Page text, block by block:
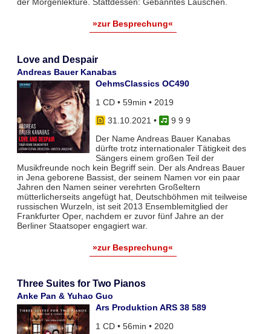
der Morgenlektüre. Stattdessen: Gebanntes Lauschen.
»zur Besprechung«
Love and Despair
Andreas Bauer Kanabas
OehmsClassics OC490
1 CD • 59min • 2019
31.10.2021 •
9 9 9
Der Name Andreas Bauer Kanabas
dürfte trotz internationaler Tätigkeit des
Sängers einem großen Teil der
Musikfreunde noch kein Begriff sein. Der als Andreas Bauer
in Jena geborene Bassist, der seinem Namen vor ein paar
Jahren den Namen seiner verehrten Großeltern
mütterlicherseits angefügt hat, Deutschböhmen mit teilweise
russischen Wurzeln, ist seit 2013 Ensemblemitglied der
Frankfurter Oper, nachdem er zuvor fünf Jahre an der
Berliner Staatsoper engagiert war.
»zur Besprechung«
Three Suites for Two Pianos
Anke Pan & Yuhao Guo
Ars Produktion ARS 38 589
1 CD • 56min • 2020